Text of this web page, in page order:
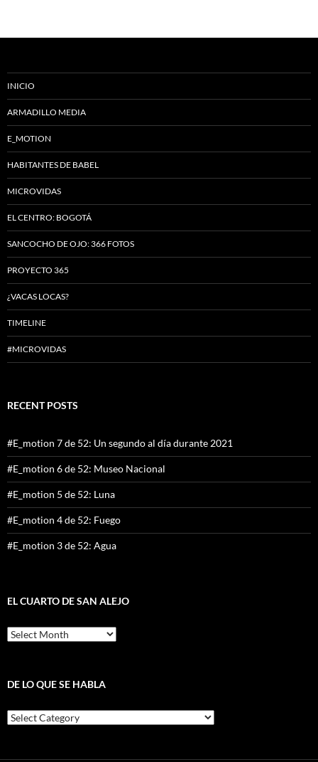
INICIO
ARMADILLO MEDIA
E_MOTION
HABITANTES DE BABEL
MICROVIDAS
EL CENTRO: BOGOTÁ
SANCOCHO DE OJO: 366 FOTOS
PROYECTO 365
¿VACAS LOCAS?
TIMELINE
#MICROVIDAS
RECENT POSTS
#E_motion 7 de 52: Un segundo al día durante 2021
#E_motion 6 de 52: Museo Nacional
#E_motion 5 de 52: Luna
#E_motion 4 de 52: Fuego
#E_motion 3 de 52: Agua
EL CUARTO DE SAN ALEJO
El
cuarto
Alejo
DE LO QUE SE HABLA
De
lo